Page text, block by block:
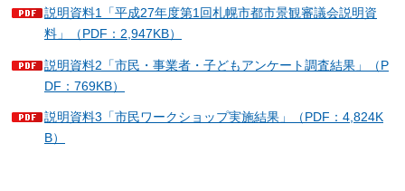
説明資料1「平成27年度第1回札幌市都市景観審議会説明資
料」（PDF：2,947KB）
説明資料2「市民・事業者・子どもアンケート調査結果」（P
DF：769KB）
説明資料3「市民ワークショップ実施結果」（PDF：4,824K
B）